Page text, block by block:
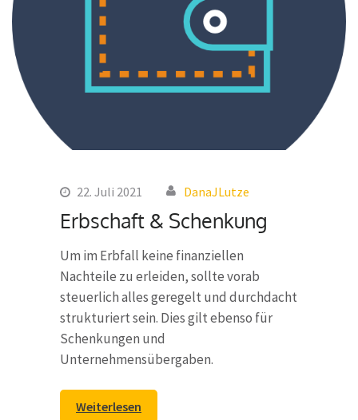
22. Juli 2021 DanaJLutze
Erbschaft & Schenkung
Um im Erbfall keine finanziellen
Nachteile zu erleiden, sollte vorab
steuerlich alles geregelt und durchdacht
strukturiert sein. Dies gilt ebenso für
Schenkungen und
Unternehmensübergaben.
Weiterlesen